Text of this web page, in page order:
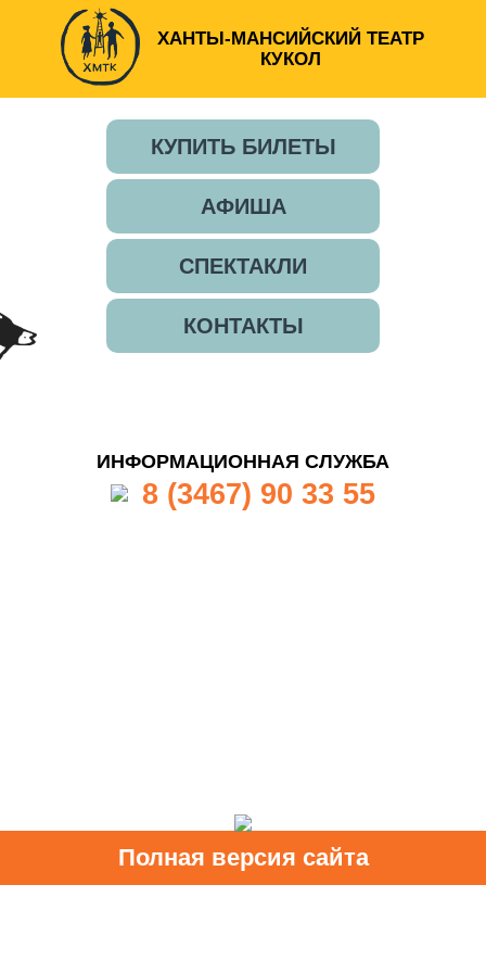
ХАНТЫ-МАНСИЙСКИЙ ТЕАТР
КУКОЛ
КУПИТЬ БИЛЕТЫ
АФИША
СПЕКТАКЛИ
КОНТАКТЫ
ИНФОРМАЦИОННАЯ СЛУЖБА
8 (3467) 90 33 55
Полная версия сайта